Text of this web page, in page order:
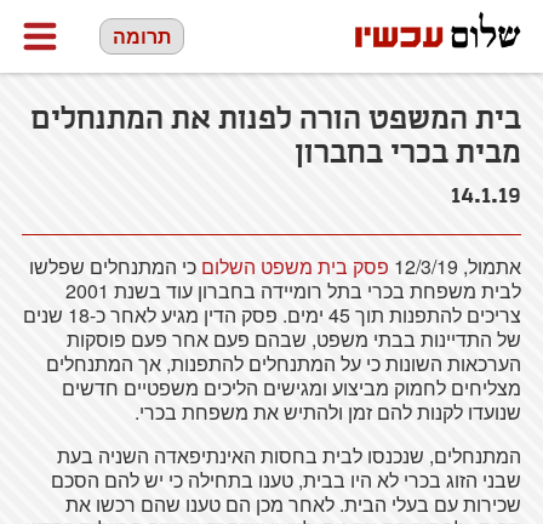
תרומה
בית המשפט הורה לפנות את המתנחלים
מבית בכרי בחברון
14.1.19
אתמול, 12/3/19 פסק בית משפט השלום כי המתנחלים שפלשו
לבית משפחת בכרי בתל רומיידה בחברון עוד בשנת 2001
צריכים להתפנות תוך 45 ימים. פסק הדין מגיע לאחר כ-18 שנים
של התדיינות בבתי משפט, שבהם פעם אחר פעם פוסקות
הערכאות השונות כי על המתנחלים להתפנות, אך המתנחלים
מצליחים לחמוק מביצוע ומגישים הליכים משפטיים חדשים
שנועדו לקנות להם זמן ולהתיש את משפחת בכרי.
המתנחלים, שנכנסו לבית בחסות האינתיפאדה השניה בעת
שבני הזוג בכרי לא היו בבית, טענו בתחילה כי יש להם הסכם
שכירות עם בעלי הבית. לאחר מכן הם טענו שהם רכשו את